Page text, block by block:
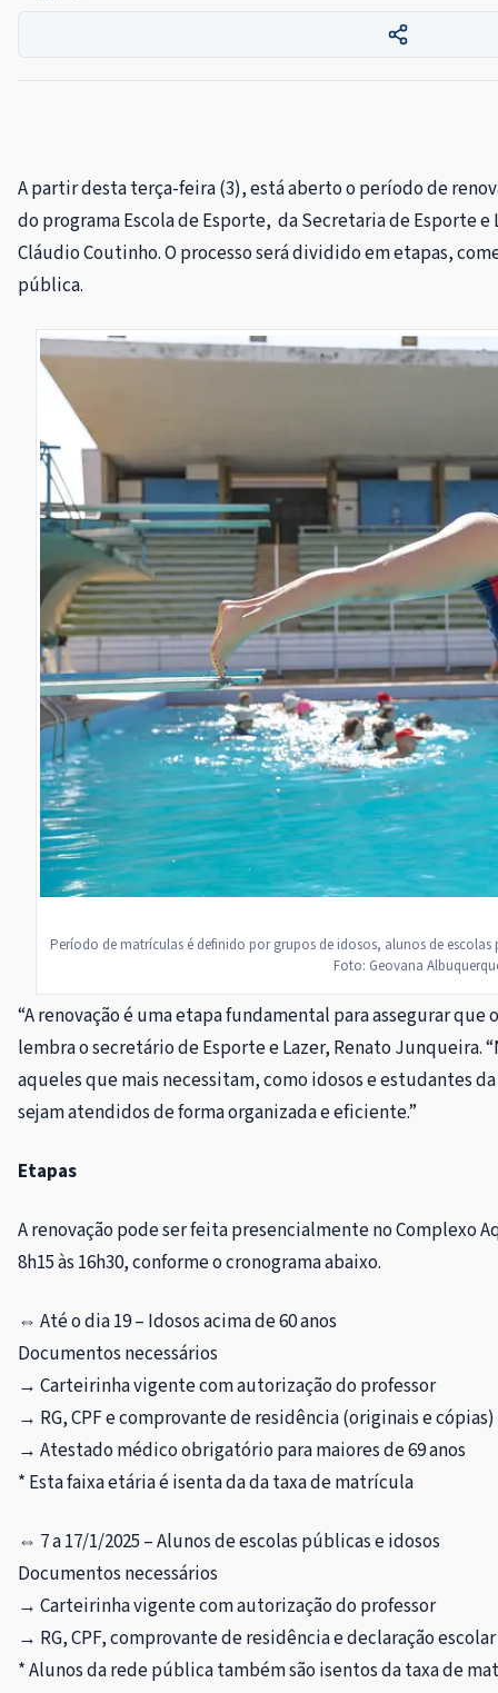
A partir desta terça-feira (3), está aberto o período de
do programa Escola de Esporte, da Secretaria de Esporte
Cláudio Coutinho. O processo será dividido em etapas,
pública.
Período de matrículas é definido por grupos de idosos, alunos de
Foto: Geovana
“A renovação é uma etapa fundamental para assegurar que
lembra o secretário de Esporte e Lazer, Renato Junqueira.
aqueles que mais necessitam, como idosos e estudantes
sejam atendidos de forma organizada e eficiente.”
Etapas
A renovação pode ser feita presencialmente no Complexo
8h15 às 16h30, conforme o cronograma abaixo.
⇔ Até o dia 19 – Idosos acima de 60 anos
Documentos necessários
→ Carteirinha vigente com autorização do professor
→ RG, CPF e comprovante de residência (originais e cópias)
→ Atestado médico obrigatório para maiores de 69 anos
* Esta faixa etária é isenta da da taxa de matrícula
⇔ 7 a 17/1/2025 – Alunos de escolas públicas e idosos
Documentos necessários
→ Carteirinha vigente com autorização do professor
→ RG, CPF, comprovante de residência e declaração
* Alunos da rede pública também são isentos da taxa de